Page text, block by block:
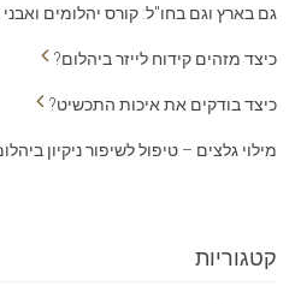
גם בארץ וגם בחו"ל: קורס יהלומים
כיצד מזהים קידוח לייזר ביהלום?
כיצד בודקים את איכות התכשיט?
מילוי גלצים – טיפול לשיפור ניקיון
קטגוריות